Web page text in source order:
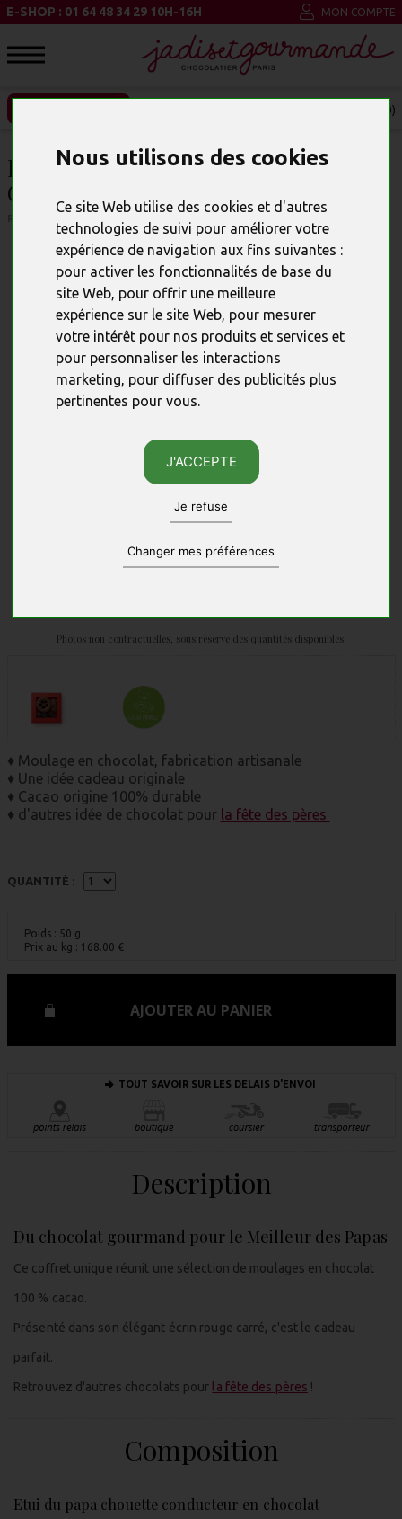
Nous utilisons des cookies
Ce site Web utilise des cookies et d'autres
technologies de suivi pour améliorer votre
expérience de navigation aux fins suivantes :
pour activer les fonctionnalités de base du
site Web, pour offrir une meilleure
expérience sur le site Web, pour mesurer
votre intérêt pour nos produits et services et
pour personnaliser les interactions
marketing, pour diffuser des publicités plus
pertinentes pour vous.
J'ACCEPTE
Je refuse
Changer mes préférences
E-SHOP : 01 64 48 34 29 10H-16H MON COMPTE
MON PANIER (0)
ETUI DU PAPA CHOUETTE
CONDUCTEUR EN CHOCOLAT
Photos non contractuelles, sous réserve des quantités disponibles.
♦ Moulage en chocolat, fabrication artisanale
♦ Une idée cadeau originale
♦ Cacao origine 100% durable
♦ d'autres idée de chocolat pour la fête des pères
QUANTITÉ :
Poids : 50 g
Prix au kg : 168.00 €
AJOUTER AU PANIER
TOUT SAVOIR SUR LES DELAIS D'ENVOI
Description
Du chocolat gourmand pour le Meilleur des Papas
Ce coffret unique réunit une sélection de moulages en chocolat
100 % cacao.
Présenté dans son élégant écrin rouge carré, c'est le cadeau
parfait.
Retrouvez d'autres chocolats pour la fête des pères !
Composition
Etui du papa chouette conducteur en chocolat